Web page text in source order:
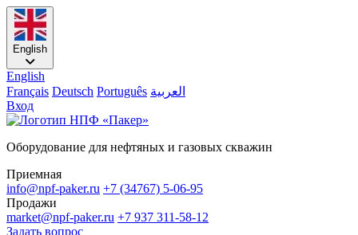
English
English
Français Deutsch Português العربية
Вход
Оборудование для нефтяных и газовых скважин
Приемная
info@npf-paker.ru +7 (34767) 5-06-95
Продажи
market@npf-paker.ru +7 937 311-58-12
Задать вопрос